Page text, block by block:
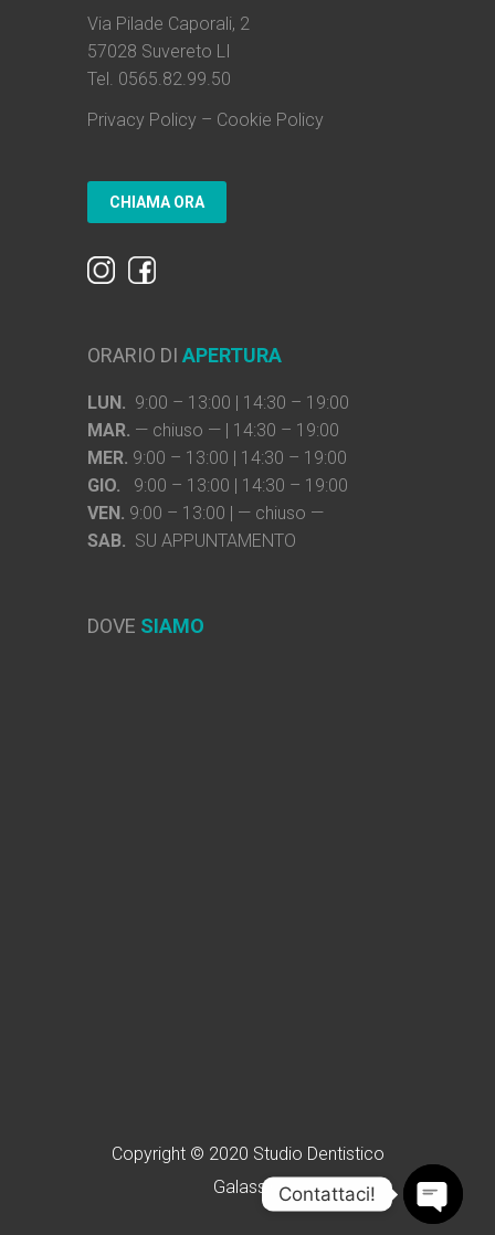
Via Pilade Caporali, 2
57028 Suvereto LI
Tel. 0565.82.99.50
Privacy Policy – Cookie Policy
ORARIO DI APERTURA
LUN. 9:00 – 13:00 | 14:30 – 19:00
MAR. — chiuso — | 14:30 – 19:00
MER. 9:00 – 13:00 | 14:30 – 19:00
GIO. 9:00 – 13:00 | 14:30 – 19:00
VEN. 9:00 – 13:00 | — chiuso —
SAB. SU APPUNTAMENTO
DOVE SIAMO
Copyright © 2020 Studio Dentistico
GalassiniContattaci!